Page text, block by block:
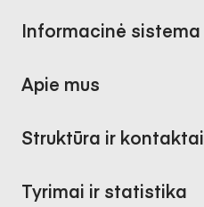
Informacinė sistema
Apie mus
Struktūra ir kontaktai
Tyrimai ir statistika